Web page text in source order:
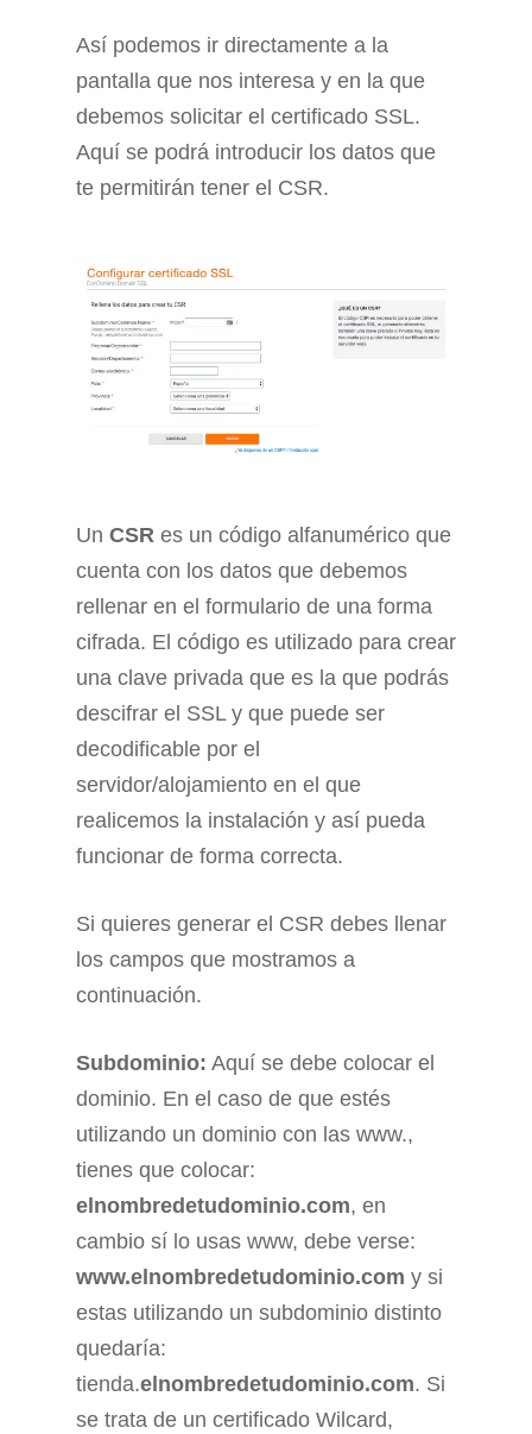
Así podemos ir directamente a la
pantalla que nos interesa y en la que
debemos solicitar el certificado SSL.
Aquí se podrá introducir los datos que
te permitirán tener el CSR.
Un CSR es un código alfanumérico que
cuenta con los datos que debemos
rellenar en el formulario de una forma
cifrada. El código es utilizado para crear
una clave privada que es la que podrás
descifrar el SSL y que puede ser
decodificable por el
servidor/alojamiento en el que
realicemos la instalación y así pueda
funcionar de forma correcta.
Si quieres generar el CSR debes llenar
los campos que mostramos a
continuación.
Subdominio: Aquí se debe colocar el
dominio. En el caso de que estés
utilizando un dominio con las www.,
tienes que colocar:
elnombredetudominio.com, en
cambio sí lo usas www, debe verse:
www.elnombredetudominio.com y si
estas utilizando un subdominio distinto
quedaría:
tienda.elnombredetudominio.com. Si
se trata de un certificado Wilcard,